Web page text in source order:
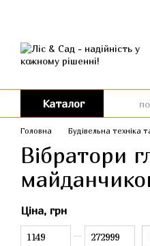
Каталог
Головна Будівельна техніка
Вібратори
Ціна, грн